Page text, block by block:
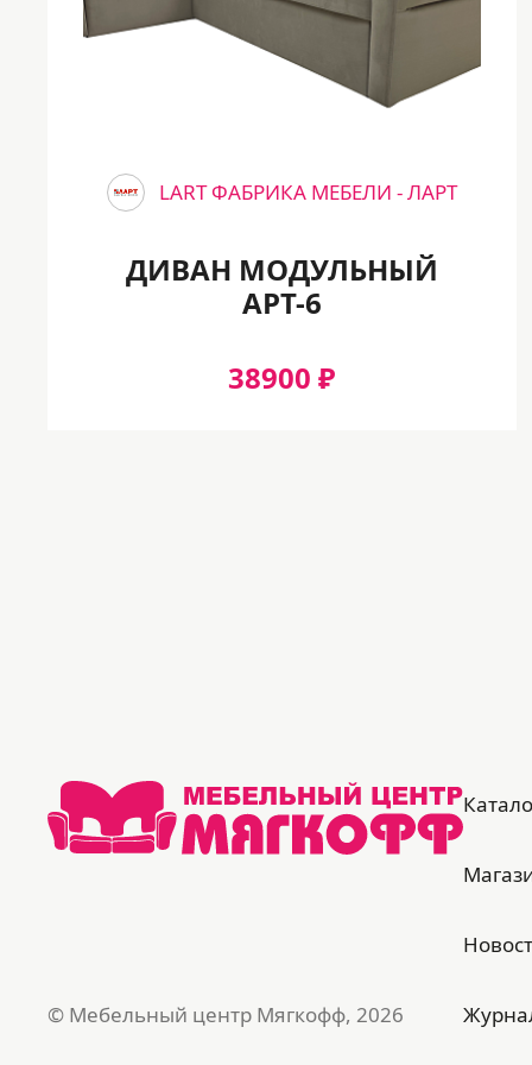
Вариант подлокотника
Мягкие
LART ФАБРИКА МЕБЕЛИ - ЛАРТ
ДИВАН МОДУЛЬНЫЙ
АРТ-6
38900 ₽
© Мебельный центр Мягкофф, 2026